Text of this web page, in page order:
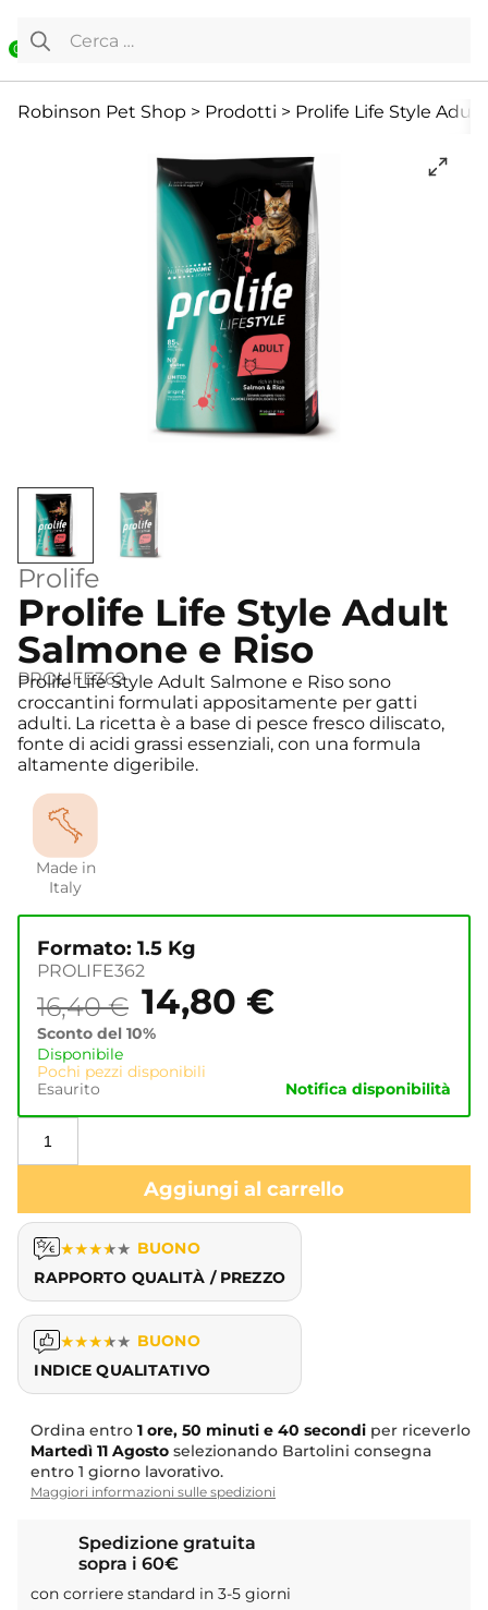
0
Ricerca per:
Robinson Pet Shop > Prodotti > Prolife Life Style
Prolife
Prolife Life Style Adult
Salmone e Riso
PROLIFE362
Prolife Life Style Adult Salmone e Riso sono
croccantini formulati appositamente per gatti
adulti. La ricetta è a base di pesce fresco diliscato,
fonte di acidi grassi essenziali, con una formula
altamente digeribile.
Made in
Italy
Formato: 1.5 Kg
PROLIFE362
16,40€ 14,80 €
Sconto del 10%
Disponibile
Pochi pezzi disponibili
Esaurito
Notifica disponibilità
Aggiungi al carrello
★★★★★ BUONO
RAPPORTO QUALITÀ / PREZZO
★★★★★ BUONO
INDICE QUALITATIVO
Ordina entro 1 ore, 50 minuti e 40 secondi per riceverlo
Martedì 11 Agosto selezionando Bartolini consegna
entro 1 giorno lavorativo.
Maggiori informazioni sulle spedizioni
Spedizione gratuita
sopra i 60€
con corriere standard in 3-5 giorni